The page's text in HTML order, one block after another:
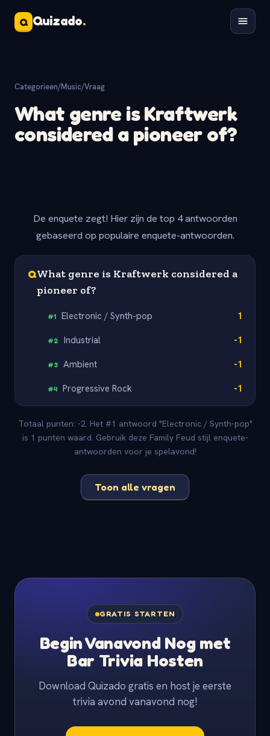
Q Quizado.
Categorieen/Music/Vraag
What genre is Kraftwerk
considered a pioneer of?
De enquete zegt! Hier zijn de top 4 antwoorden
gebaseerd op populaire enquete-antwoorden.
QWhat genre is Kraftwerk considered a
pioneer of?
#1 Electronic / Synth-pop 1
#2 Industrial -1
#3 Ambient -1
#4 Progressive Rock -1
Totaal punten: -2. Het #1 antwoord "Electronic / Synth-pop"
is 1 punten waard. Gebruik deze Family Feud stijl enquete-
antwoorden voor je spelavond!
Toon alle vragen
GRATIS STARTEN
Begin Vanavond Nog met
Bar Trivia Hosten
Download Quizado gratis en host je eerste
trivia avond vanavond nog!